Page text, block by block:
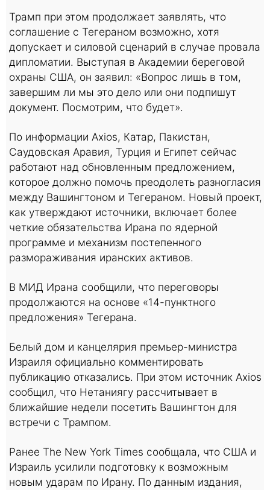
Трамп при этом продолжает заявлять, что
соглашение с Тегераном возможно, хотя
допускает и силовой сценарий в случае провала
дипломатии. Выступая в Академии береговой
охраны США, он заявил: «Вопрос лишь в том,
завершим ли мы это дело или они подпишут
документ. Посмотрим, что будет».
По информации Axios, Катар, Пакистан,
Саудовская Аравия, Турция и Египет сейчас
работают над обновленным предложением,
которое должно помочь преодолеть разногласия
между Вашингтоном и Тегераном. Новый проект,
как утверждают источники, включает более
четкие обязательства Ирана по ядерной
программе и механизм постепенного
размораживания иранских активов.
В МИД Ирана сообщили, что переговоры
продолжаются на основе «14-пунктного
предложения» Тегерана.
Белый дом и канцелярия премьер-министра
Израиля официально комментировать
публикацию отказались. При этом источник Axios
сообщил, что Нетаниягу рассчитывает в
ближайшие недели посетить Вашингтон для
встречи с Трампом.
Ранее The New York Times сообщала, что США и
Израиль усилили подготовку к возможным
новым ударам по Ирану. По данным издания,